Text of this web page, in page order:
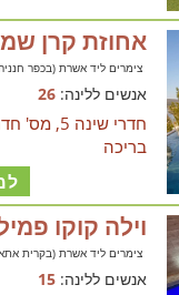
אחוזת קרן
צימרים ליד אשרת (בכפר חנניה
אנשים ללינה:26
בריכה
וילה קוקו
צימרים ליד אשרת (בקרית אתא
אנשים ללינה:15